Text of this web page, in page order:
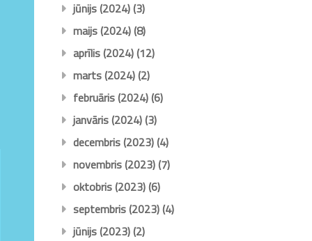
jūnijs (2024)(3)
maijs (2024)(8)
aprīlis (2024)(12)
marts (2024)(2)
februāris (2024)(6)
janvāris (2024)(3)
decembris (2023)(4)
novembris (2023)(7)
oktobris (2023)(6)
septembris (2023)(4)
jūnijs (2023)(2)